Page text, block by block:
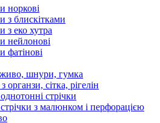
норкові
з блискітками
з еко хутра
нейлонові
фатінові
шнури, гумка
органзи, сітка, рігелін
стрічки
з малюнком і перфорацією